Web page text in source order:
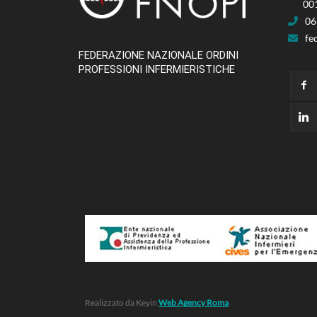
FEDERAZIONE NAZIONALE ORDINI
PROFESSIONI INFERMIERISTICHE
Realizzato da Keyin Web Agency Roma